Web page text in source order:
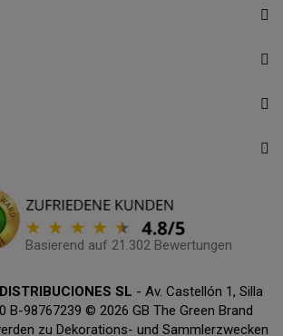
Basierend auf 21.302 Bewertungen
SL - Av. Castellón 1, Silla
B-98767239 © 2026 GB The Green Brand
zu Dekorations- und Sammlerzwecken